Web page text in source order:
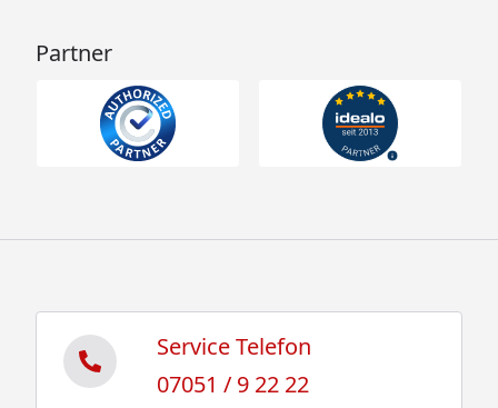
Partner
Service Telefon
07051 / 9 22 22